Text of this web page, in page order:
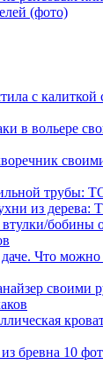
с
в вольере
трубы:
из дерева:
бобины
Что можно
своими
бревна 10